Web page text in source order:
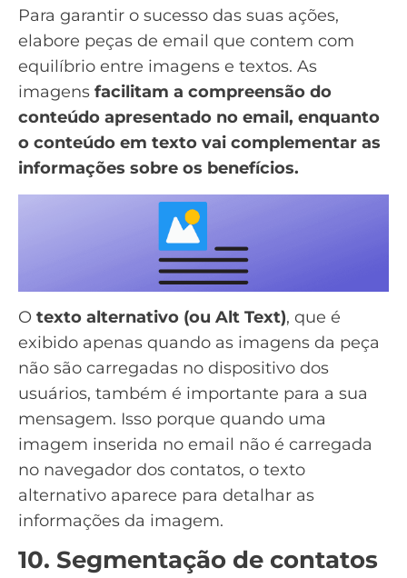
Para garantir o sucesso das suas ações,
elabore peças de email que contem com
equilíbrio entre imagens e textos. As
imagens facilitam a compreensão do
conteúdo apresentado no email, enquanto
o conteúdo em texto vai complementar as
informações sobre os benefícios.
O texto alternativo (ou Alt Text), que é
exibido apenas quando as imagens da peça
não são carregadas no dispositivo dos
usuários, também é importante para a sua
mensagem. Isso porque quando uma
imagem inserida no email não é carregada
no navegador dos contatos, o texto
alternativo aparece para detalhar as
informações da imagem.
10. Segmentação de contatos